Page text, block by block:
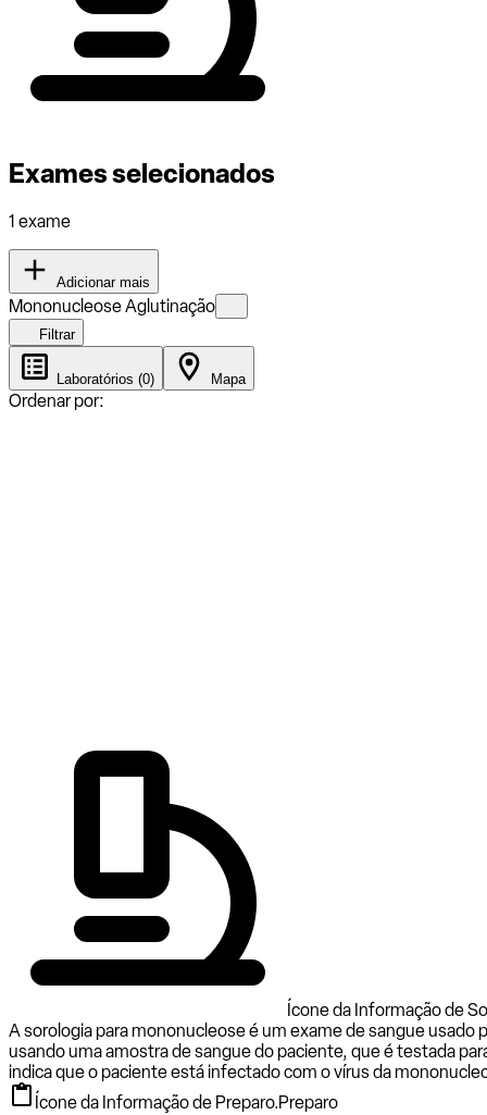
Exames selecionados
1 exame
Adicionar mais
Mononucleose Aglutinação
Filtrar
Laboratórios (0) Mapa
Ordenar por:
Ícone da Informação de
A sorologia para mononucleose é um exame de sangue
usando uma amostra de sangue do paciente, que é testada
indica que o paciente está infectado com o vírus da
Ícone da Informação de Preparo.Preparo